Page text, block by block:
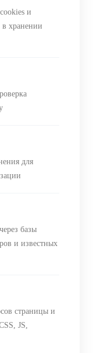
и
хранении
для
базы
и известных
страницы и
JS,